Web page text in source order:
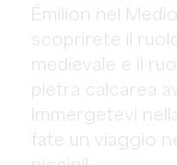
Émilion nel
scoprirete il
medievale e il
pietra calcarea
Immergetevi
fate un viaggio